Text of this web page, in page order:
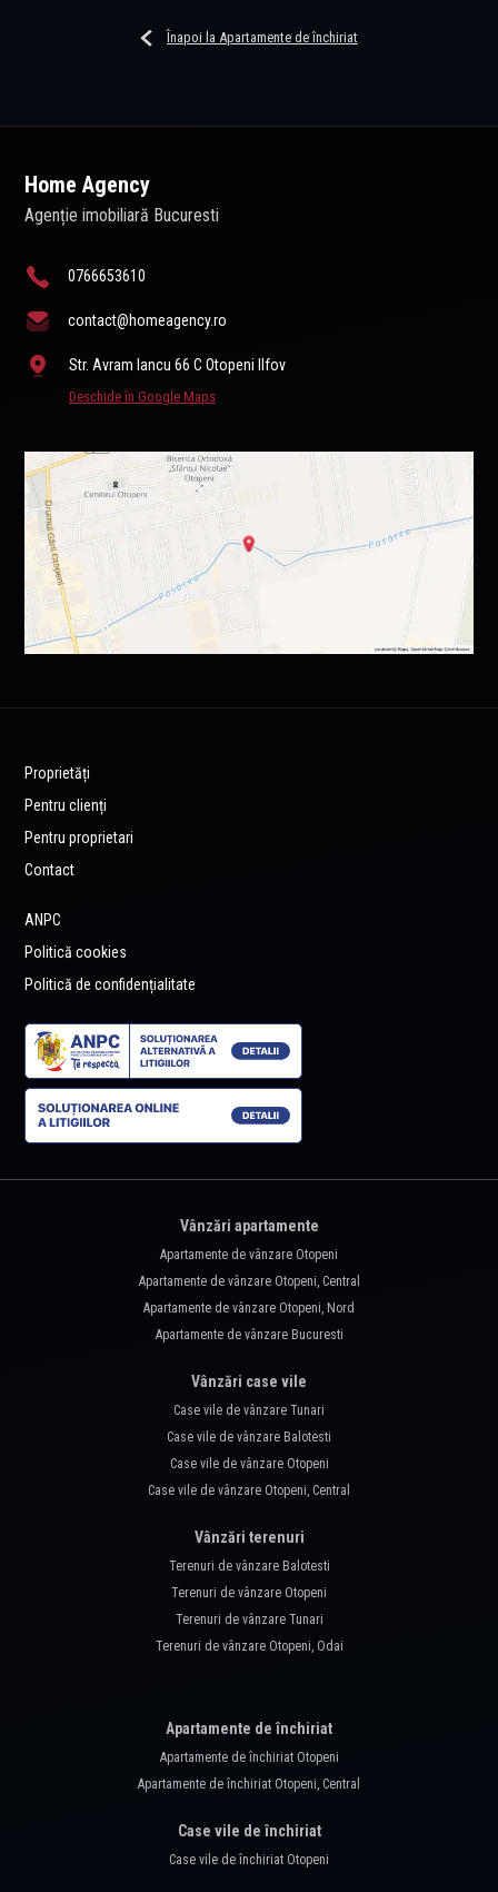
Înapoi la Apartamente de închiriat
Home Agency
Agenție imobiliară Bucuresti
0766653610
contact@homeagency.ro
Str. Avram Iancu 66 C Otopeni Ilfov
Deschide în Google Maps
Proprietăți
Pentru clienți
Pentru proprietari
Contact
ANPC
Politică cookies
Politică de confidențialitate
Vânzări apartamente
Apartamente de vânzare Otopeni
Apartamente de vânzare Otopeni, Central
Apartamente de vânzare Otopeni, Nord
Apartamente de vânzare Bucuresti
Vânzări case vile
Case vile de vânzare Tunari
Case vile de vânzare Balotesti
Case vile de vânzare Otopeni
Case vile de vânzare Otopeni, Central
Vânzări terenuri
Terenuri de vânzare Balotesti
Terenuri de vânzare Otopeni
Terenuri de vânzare Tunari
Terenuri de vânzare Otopeni, Odai
Apartamente de închiriat
Apartamente de închiriat Otopeni
Apartamente de închiriat Otopeni, Central
Case vile de închiriat
Case vile de închiriat Otopeni